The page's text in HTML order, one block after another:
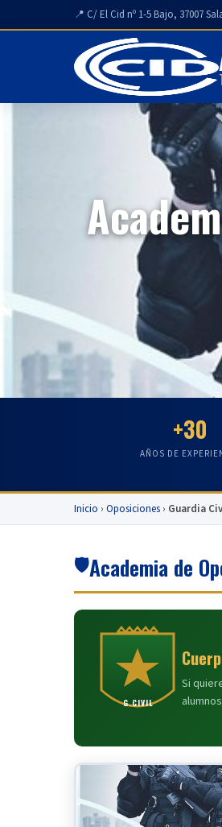
📍 C/ El Cid nº 1-5 Bajo, 37007
+30
AÑOS DE
Inicio › Oposiciones › Guardia
🛡️Academia de
G.CIVIL
Si